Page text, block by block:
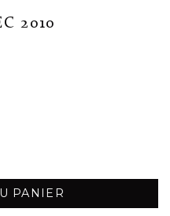
2010
PANIER